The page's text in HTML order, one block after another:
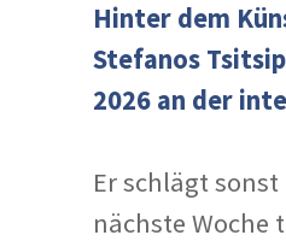
Hinter dem
Stefanos
2026 an der
Er schlägt
nächste Woche